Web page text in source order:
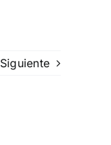
Siguiente